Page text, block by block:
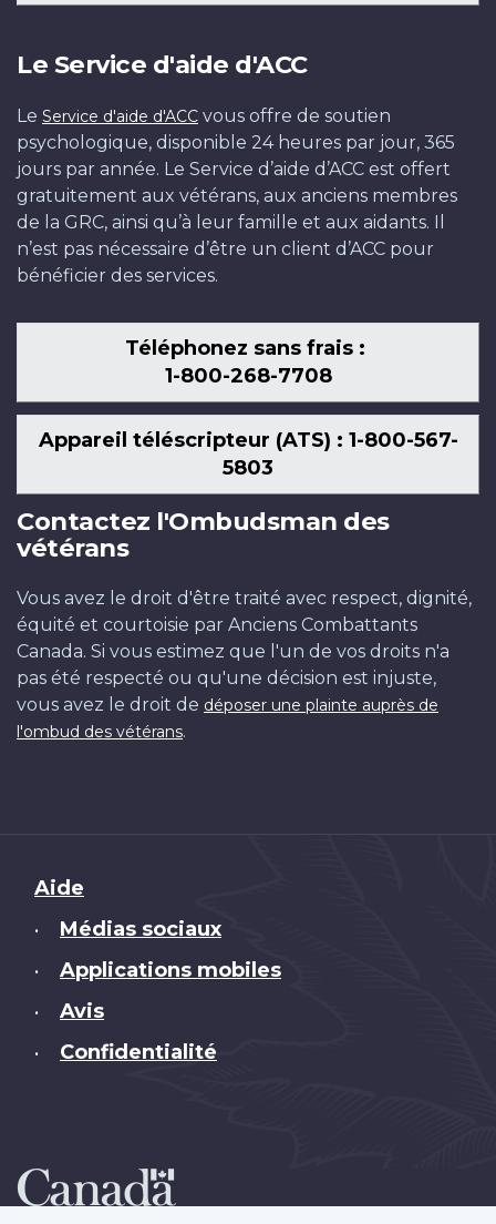
Le Service d'aide d'ACC
Le Service d'aide d'ACC vous offre de soutien
psychologique, disponible 24 heures par jour, 365
jours par année. Le Service d’aide d’ACC est offert
gratuitement aux vétérans, aux anciens membres
de la GRC, ainsi qu’à leur famille et aux aidants. Il
n’est pas nécessaire d’être un client d’ACC pour
bénéficier des services.
Téléphonez sans frais :
1-800-268-7708
Appareil téléscripteur (ATS) : 1-800-567-
5803
Contactez l'Ombudsman des
vétérans
Vous avez le droit d'être traité avec respect, dignité,
équité et courtoisie par Anciens Combattants
Canada. Si vous estimez que l'un de vos droits n'a
pas été respecté ou qu'une décision est injuste,
vous avez le droit de déposer une plainte auprès de
l'ombud des vétérans.
Brand
Aide
• Médias sociaux
• Applications mobiles
• Avis
• Confidentialité